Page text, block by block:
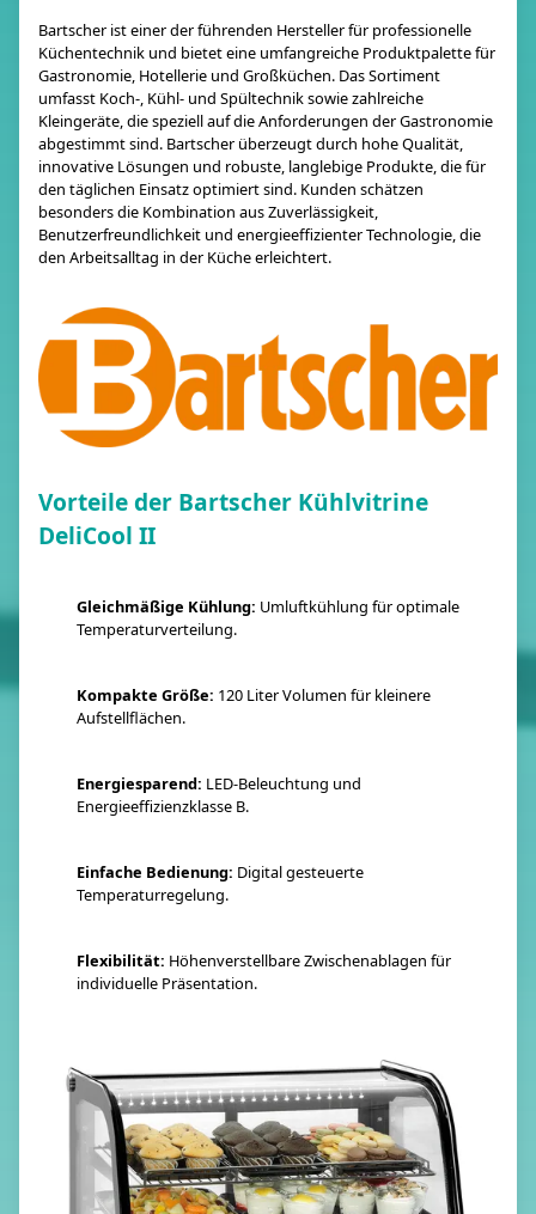
Bartscher ist einer der führenden Hersteller für professionelle
Küchentechnik und bietet eine umfangreiche Produktpalette für
Gastronomie, Hotellerie und Großküchen. Das Sortiment
umfasst Koch-, Kühl- und Spültechnik sowie zahlreiche
Kleingeräte, die speziell auf die Anforderungen der Gastronomie
abgestimmt sind. Bartscher überzeugt durch hohe Qualität,
innovative Lösungen und robuste, langlebige Produkte, die für
den täglichen Einsatz optimiert sind. Kunden schätzen
besonders die Kombination aus Zuverlässigkeit,
Benutzerfreundlichkeit und energieeffizienter Technologie, die
den Arbeitsalltag in der Küche erleichtert.
Vorteile der Bartscher Kühlvitrine
DeliCool II
Gleichmäßige Kühlung: Umluftkühlung für optimale
Temperaturverteilung.
Kompakte Größe: 120 Liter Volumen für kleinere
Aufstellflächen.
Energiesparend: LED-Beleuchtung und
Energieeffizienzklasse B.
Einfache Bedienung: Digital gesteuerte
Temperaturregelung.
Flexibilität: Höhenverstellbare Zwischenablagen für
individuelle Präsentation.